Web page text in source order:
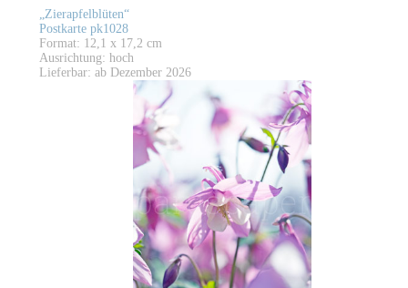
„Zierapfelblüten“
Postkarte pk1028
Format: 12,1 x 17,2 cm
Ausrichtung: hoch
Lieferbar: ab Dezember 2026